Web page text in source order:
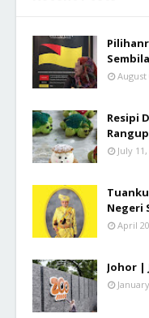
August
Resipi
Rangup
July
Negeri
April
Johor |